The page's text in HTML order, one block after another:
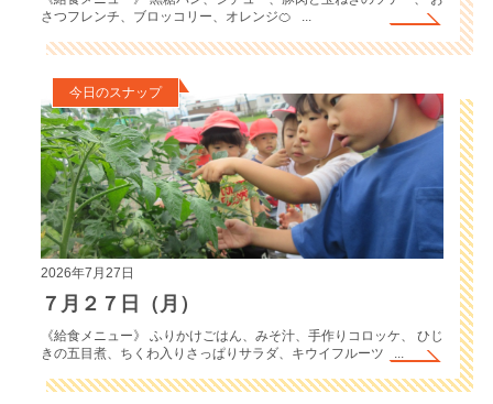
さつフレンチ、ブロッコリー、オレンジ🍊 ...
今日のスナップ
2026年7月27日
７月２７日（月）
《給食メニュー》 ふりかけごはん、みそ汁、手作りコロッケ、 ひじ
きの五目煮、ちくわ入りさっぱりサラダ、キウイフルーツ ...